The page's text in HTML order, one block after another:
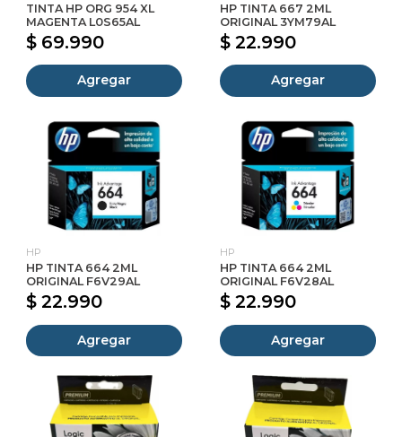
TINTA HP ORG 954 XL
MAGENTA L0S65AL
$ 69.990
Agregar
HP TINTA 667 2ML
ORIGINAL 3YM79AL
$ 22.990
Agregar
HP
HP TINTA 664 2ML
ORIGINAL F6V29AL
$ 22.990
Agregar
HP
HP TINTA 664 2ML
ORIGINAL F6V28AL
$ 22.990
Agregar